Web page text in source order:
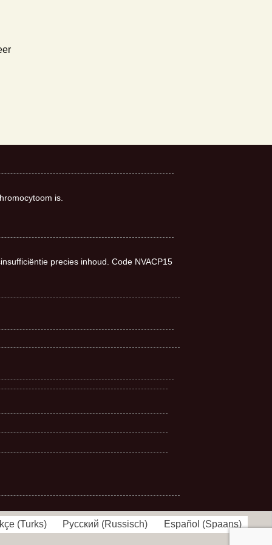
is.
precies inhoud. Code NVACP15
(Turks) Русский (Russisch) Español (Spaans)